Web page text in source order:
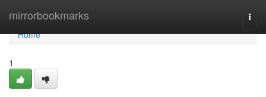
mirrorbookmarks
Home
Home
1